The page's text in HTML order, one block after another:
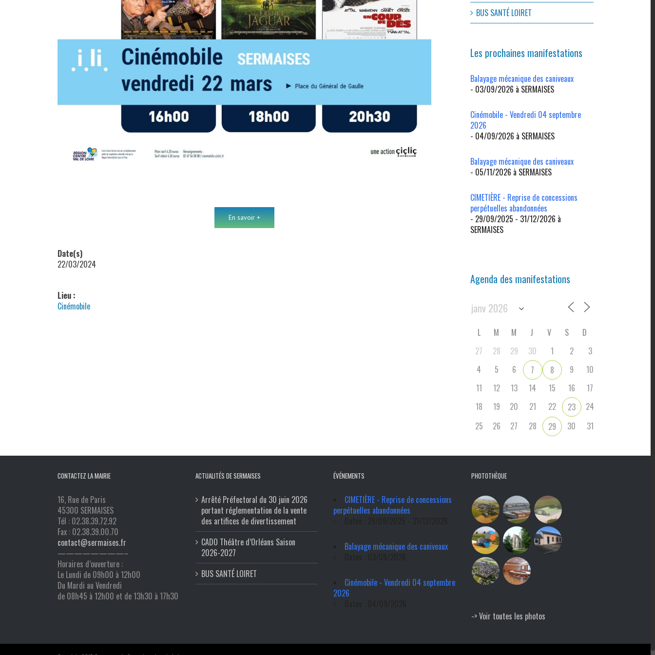
En savoir +
Date(s)
22/03/2024
Lieu :
Cinémobile
BUS SANTÉ LOIRET
Les prochaines manifestations
Balayage mécanique des caniveaux
- 03/09/2026 à SERMAISES
Cinémobile - Vendredi 04 septembre
2026
- 04/09/2026 à SERMAISES
Balayage mécanique des caniveaux
- 05/11/2026 à SERMAISES
CIMETIÈRE - Reprise de concessions
perpétuelles abandonnées
- 29/09/2025 - 31/12/2026 à
SERMAISES
Agenda des manifestations
L M M J V S
D
27
28 29 30 1 2
3
4
5 6 7 8 9
10
11
12 13 14 15 16
17
18
19 20 21 22 23
24
25
26 27 28 29 30 31
CONTACTEZ LA MAIRIE
16, Rue de Paris
45300 SERMAISES
Tél : 02.38.39.72.92
Fax : 02.38.39.00.70
contact@sermaises.fr
————————–
Horaires d’ouverture :
Le Lundi de 09h00 à 12h00
Du Mardi au Vendredi
de 08h45 à 12h00 et de 13h30 à 17h30
ACTUALITÉS DE SERMAISES
Arrêté Préfectoral du 30 juin 2026
portant réglementation de la vente
des artifices de divertissement
CADO Théâtre d’Orléans Saison
2026-2027
BUS SANTÉ LOIRET
ÉVÉNEMENTS
CIMETIÈRE - Reprise de concessions
perpétuelles abandonnées
Balayage mécanique des caniveaux
Cinémobile - Vendredi 04 septembre
2026
PHOTOTHÈQUE
-> Voir toutes les photos